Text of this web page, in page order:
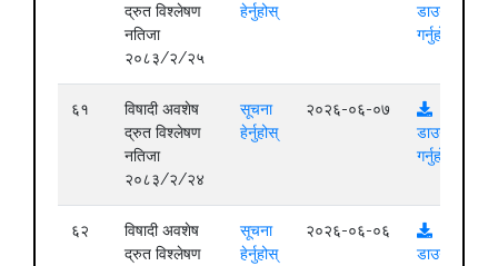
द्रुत विश्लेषण
नतिजा
२०८३/२/२५
हेर्नुहोस्
डाउनलोड
गर्नुहोस्
६१
विषादी अवशेष
द्रुत विश्लेषण
नतिजा
२०८३/२/२४
सूचना
हेर्नुहोस्
२०२६-०६-०७
डाउनलोड
गर्नुहोस्
६२
विषादी अवशेष
द्रुत विश्लेषण
सूचना
हेर्नुहोस्
२०२६-०६-०६
डाउनलोड